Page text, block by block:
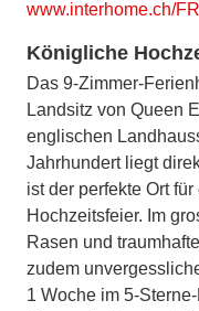
www.interhome.ch/
Königliche
Das 9-Zimmer-
Landsitz von Queen
englischen
Jahrhundert liegt
ist der perfekte Ort
Hochzeitsfeier. Im
Rasen und
zudem
1 Woche im 5-